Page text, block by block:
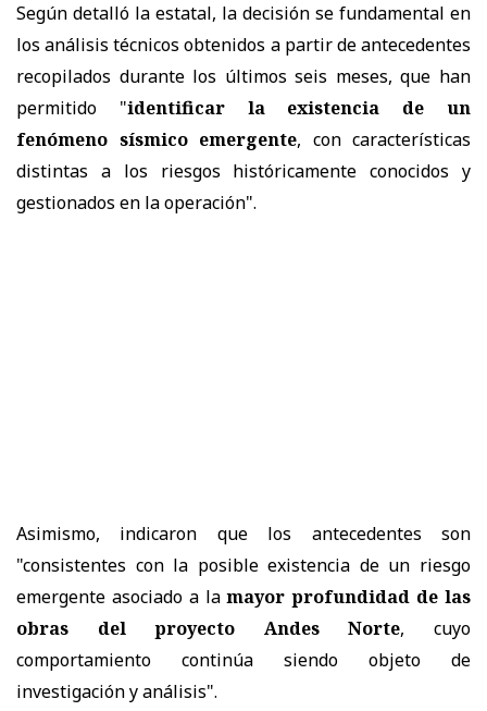
Según detalló la estatal, la decisión se fundamental en
los análisis técnicos obtenidos a partir de antecedentes
recopilados durante los últimos seis meses, que han
permitido "identificar la existencia de un
fenómeno sísmico emergente, con características
distintas a los riesgos históricamente conocidos y
gestionados en la operación".
Asimismo, indicaron que los antecedentes son
"consistentes con la posible existencia de un riesgo
emergente asociado a lamayor profundidad de las
obras del proyecto Andes Norte, cuyo
comportamiento continúa siendo objeto de
investigación y análisis".